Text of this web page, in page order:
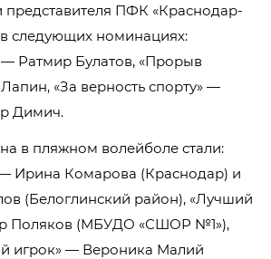
ПФК «Краснодар-
следующих номинациях:
— Ратмир Булатов, «Прорыв
«За верность спорту» —
Димич.
в пляжном волейболе стали:
Ирина Комарова (Краснодар) и
(Белоглинский район), «Лучший
Поляков (МБУДО «СШОР №1»),
игрок» — Вероника Малий